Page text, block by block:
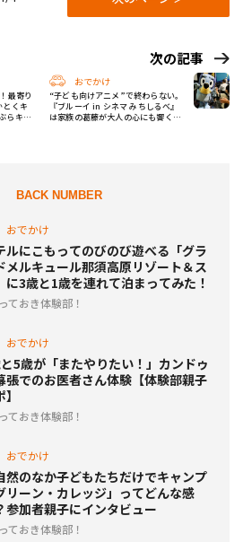
最寄り
とくキ
らキャ
次の記事
おでかけ
“子ども向けアニメ”で終わらない。
『ブルーイ in シネマ みちしるべ』
は家族の葛藤が大人の心にも響く60
BACK NUMBER
おでかけ
ルにこもってのびのび遊べる「グラ
メルキュール那須高原リゾート＆ス
に3歳と1歳を連れて泊まってみた！
ておき体験部！
おでかけ
5歳が「またやりたい！」カンドゥ
張でのお医者さん体験【体験部親子
ておき体験部！
おでかけ
然のなか子どもたちだけでキャンプ
リーン・カレッジ」ってどんな感
参加者親子にインタビュー
ておき体験部！